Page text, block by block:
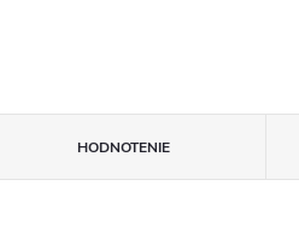
HODNOTENIE